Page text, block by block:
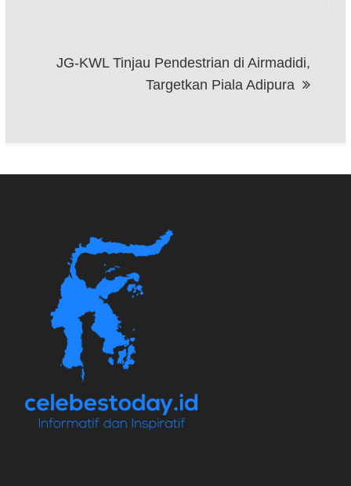
JG-KWL Tinjau Pendestrian di Airmadidi,
Targetkan Piala Adipura